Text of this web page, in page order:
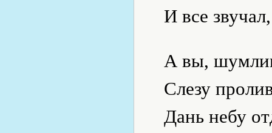
И все
А вы,
Слезу
Дань небу